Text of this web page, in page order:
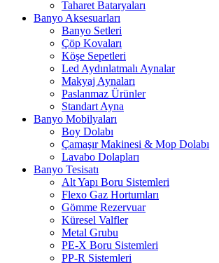
Taharet Bataryaları
Banyo Aksesuarları
Banyo Setleri
Çöp Kovaları
Köşe Sepetleri
Led Aydınlatmalı Aynalar
Makyaj Aynaları
Paslanmaz Ürünler
Standart Ayna
Banyo Mobilyaları
Boy Dolabı
Çamaşır Makinesi & Mop Dolabı
Lavabo Dolapları
Banyo Tesisatı
Alt Yapı Boru Sistemleri
Flexo Gaz Hortumları
Gömme Rezervuar
Küresel Valfler
Metal Grubu
PE-X Boru Sistemleri
PP-R Sistemleri